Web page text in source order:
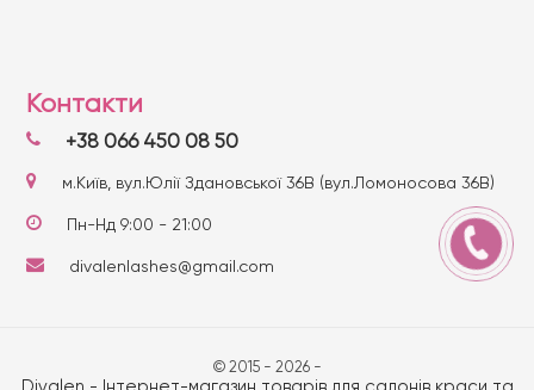
Контакти
+38 066 450 08 50
м.Київ, вул.Юлії Здановської 36В (вул.Ломоносова 36В)
Пн-Нд 9:00 - 21:00
divalenlashes@gmail.com
© 2015 - 2026 -